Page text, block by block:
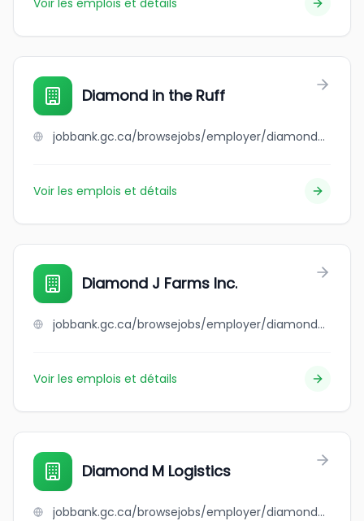
Voir les emplois et détails
Diamond in the Ruff
jobbank.gc.ca/browsejobs/employer/diamond+in+the+ruff/ca
Voir les emplois et détails
Diamond J Farms Inc.
jobbank.gc.ca/browsejobs/employer/diamond+j+farms+inc./ca
Voir les emplois et détails
Diamond M Logistics
jobbank.gc.ca/browsejobs/employer/diamond+m+logistics/ca